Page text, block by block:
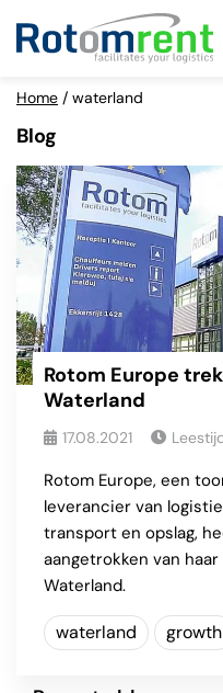
Home / waterland
Blog
Rotom Europe
Waterland
17.08.2021
Rotom Europe, een
leverancier van
transport en opslag,
aangetrokken van
Waterland.
waterland growth